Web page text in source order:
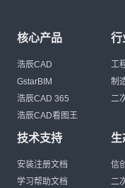
核心产品
浩辰CAD
GstarBIM
浩辰CAD 365
浩辰CAD看图王
行
工
制
二
技术支持
安装注册文档
学习帮助文档
生
信
二